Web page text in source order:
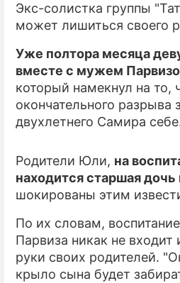
Экс-солистка группы
может лишиться своего
Уже полтора месяца
вместе с мужем
который намекнул на то,
окончательного разрыва
двухлетнего Самира
Родители Юли, на
находится старшая
шокированы этим
По их словам,
Парвиза никак не входит
руки своих родителей.
крыло сына будет